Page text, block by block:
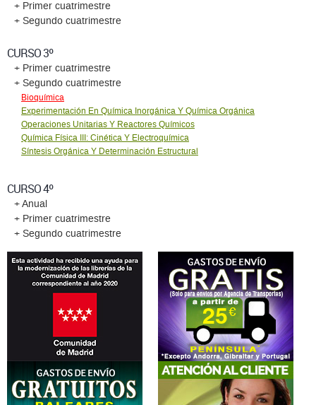
+ Primer cuatrimestre
+ Segundo cuatrimestre
CURSO 3º
+ Primer cuatrimestre
+ Segundo cuatrimestre
Bioquímica
Experimentación En Química Inorgánica Y Química Orgánica
Operaciones Unitarias Y Reactores Químicos
Química Física III: Cinética Y Electroquímica
Síntesis Orgánica Y Determinación Estructural
CURSO 4º
+ Anual
+ Primer cuatrimestre
+ Segundo cuatrimestre